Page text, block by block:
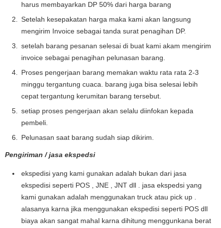
harus membayarkan DP 50% dari harga barang
Setelah kesepakatan harga maka kami akan langsung
mengirim Invoice sebagai tanda surat penagihan DP.
setelah barang pesanan selesai di buat kami akam mengirim
invoice sebagai penagihan pelunasan barang.
Proses pengerjaan barang memakan waktu rata rata 2-3
minggu tergantung cuaca. barang juga bisa selesai lebih
cepat tergantung kerumitan barang tersebut.
setiap proses pengerjaan akan selalu diinfokan kepada
pembeli.
Pelunasan saat barang sudah siap dikirim.
Pengiriman / jasa ekspedsi
ekspedisi yang kami gunakan adalah bukan dari jasa
ekspedisi seperti POS , JNE , JNT dll . jasa ekspedsi yang
kami gunakan adalah menggunakan truck atau pick up .
alasanya karna jika menggunakan ekspedisi seperti POS dll
biaya akan sangat mahal karna dihitung menggunkana berat